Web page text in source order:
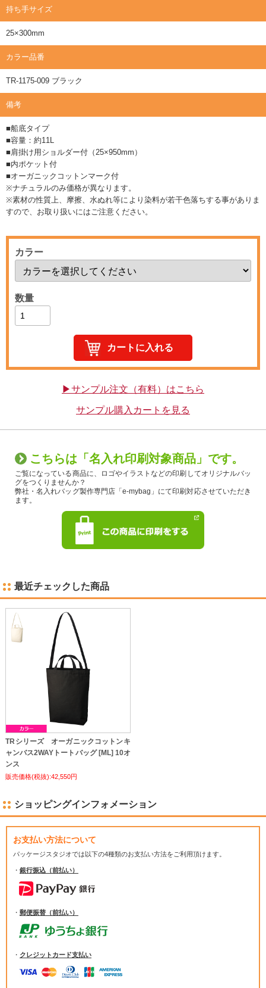
持ち手サイズ
25×300mm
カラー品番
TR-1175-009 ブラック
備考
■船底タイプ
■容量：約11L
■肩掛け用ショルダー付（25×950mm）
■内ポケット付
■オーガニックコットンマーク付
※ナチュラルのみ価格が異なります。
※素材の性質上、摩擦、水ぬれ等により染料が若干色落ちする事がありま
すので、お取り扱いにはご注意ください。
カラー
数量
▶サンプル注文（有料）はこちら
サンプル購入カートを見る
こちらは「名入れ印刷対象商品」です。
ご覧になっている商品に、ロゴやイラストなどの印刷してオリジナルバッ
グをつくりませんか？
弊社・名入れバッグ製作専門店「e-mybag」にて印刷対応させていただき
ます。
最近チェックした商品
TRシリーズ オーガニックコットンキ
ャンバス2WAYトートバッグ [ML] 10オ
ンス
販売価格(税抜):42,550円
ショッピングインフォメーション
お支払い方法について
パッケージスタジオでは以下の4種類のお支払い方法をご利用頂けます。
・ 銀行振込（前払い）
・ 郵便振替（前払い）
・ クレジットカード支払い